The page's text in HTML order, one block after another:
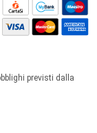
previsti dalla